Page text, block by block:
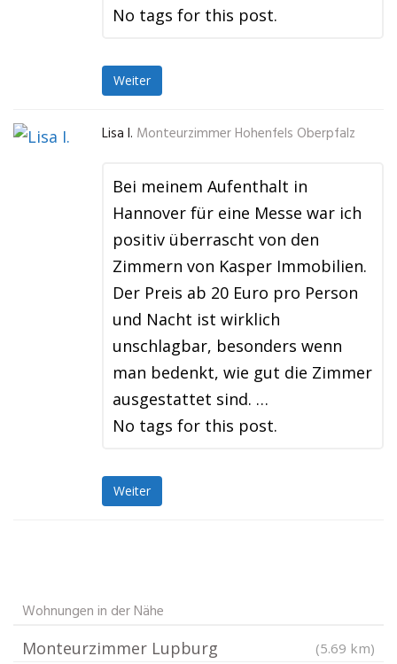
No tags for this post.
Weiter
Lisa I. Monteurzimmer Hohenfels Oberpfalz
Bei meinem Aufenthalt in
Hannover für eine Messe war ich
positiv überrascht von den
Zimmern von Kasper Immobilien.
Der Preis ab 20 Euro pro Person
und Nacht ist wirklich
unschlagbar, besonders wenn
man bedenkt, wie gut die Zimmer
ausgestattet sind. …
No tags for this post.
Weiter
Wohnungen in der Nähe
Monteurzimmer Lupburg (5.69 km)